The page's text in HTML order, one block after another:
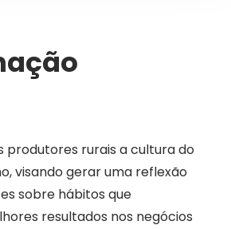
produtores rurais a cultura do
visando gerar uma reflexão
sobre hábitos que
resultados nos negócios